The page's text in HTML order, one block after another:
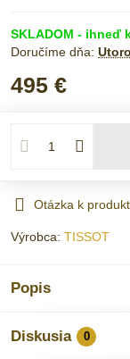
SKLADOM - ihneď
Doručíme dňa:
495 €
Otázka k
Výrobca: TISSOT
Popis
Diskusia 0